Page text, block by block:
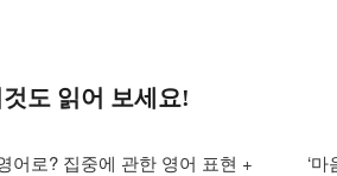
것도 읽어 보세요!
어로? 집중에 관한 영어 표현 +
‘